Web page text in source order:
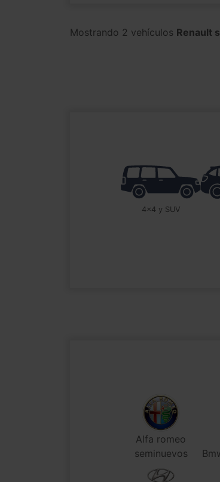
Mostrando 2 vehículos Renault
4x4 y SUV
Alfa romeo
seminuevos